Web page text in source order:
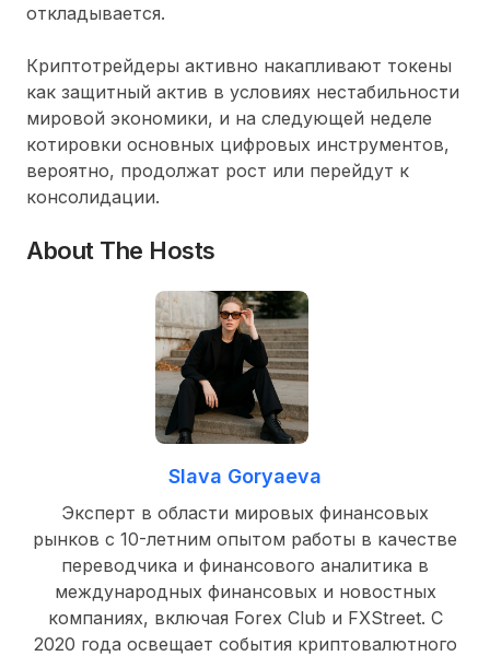
откладывается.
Криптотрейдеры активно накапливают токены
как защитный актив в условиях нестабильности
мировой экономики, и на следующей неделе
котировки основных цифровых инструментов,
вероятно, продолжат рост или перейдут к
консолидации.
About The Hosts
Slava Goryaeva
Эксперт в области мировых финансовых
рынков с 10-летним опытом работы в качестве
переводчика и финансового аналитика в
международных финансовых и новостных
компаниях, включая Forex Club и FXStreet. С
2020 года освещает события криптовалютного